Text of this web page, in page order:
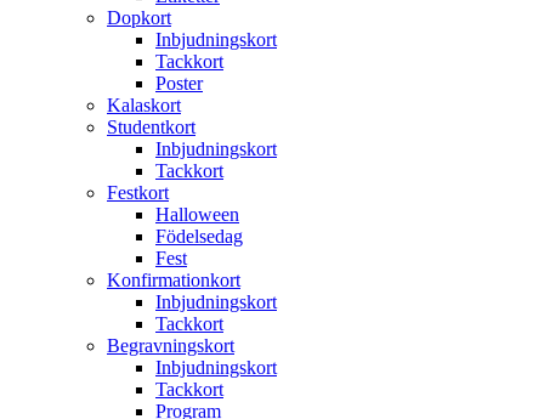
Dopkort
Inbjudningskort
Tackkort
Poster
Kalaskort
Studentkort
Inbjudningskort
Tackkort
Festkort
Halloween
Födelsedag
Fest
Konfirmationkort
Inbjudningskort
Tackkort
Begravningskort
Inbjudningskort
Tackkort
Program